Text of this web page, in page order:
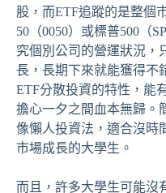
股，而ETF追蹤的是整個
50（0050）或標普500（
究個別公司的營運狀況，
長，長期下來就能獲得不
ETF分散投資的特性，能
擔心一夕之間血本無歸。
像懶人投資法，適合沒時
市場成長的大學生。
而且，許多大學生可能沒